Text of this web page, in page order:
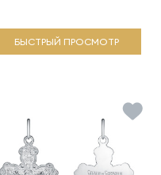
БЫСТРЫЙ ПРОСМОТР